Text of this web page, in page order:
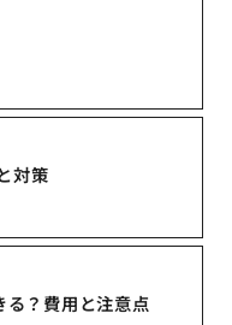
対策
？費用と注意点